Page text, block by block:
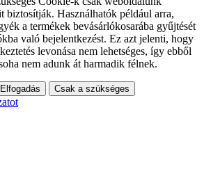
biztosítják. Használhatók például arra,
a termékek bevásárlókosarába gyűjtését
való bejelentkezést. Ez azt jelenti, hogy
levonása nem lehetséges, így ebből
nem adunk át harmadik félnek.
Elfogadás Csak a szükséges